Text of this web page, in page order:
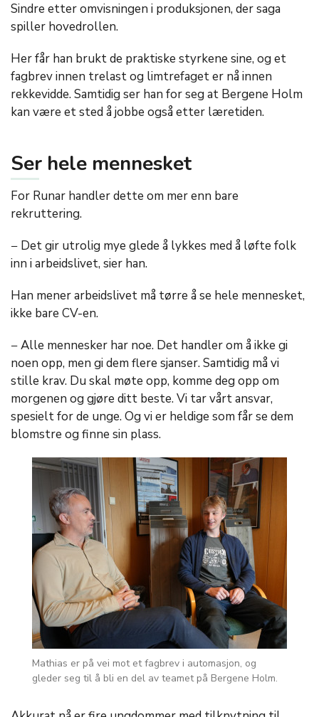
Sindre etter omvisningen i produksjonen, der saga
spiller hovedrollen.
Her får han brukt de praktiske styrkene sine, og et
fagbrev innen trelast og limtrefaget er nå innen
rekkevidde. Samtidig ser han for seg at Bergene Holm
kan være et sted å jobbe også etter læretiden.
Ser hele mennesket
For Runar handler dette om mer enn bare
rekruttering.
− Det gir utrolig mye glede å lykkes med å løfte folk
inn i arbeidslivet, sier han.
Han mener arbeidslivet må tørre å se hele mennesket,
ikke bare CV-en.
− Alle mennesker har noe. Det handler om å ikke gi
noen opp, men gi dem flere sjanser. Samtidig må vi
stille krav. Du skal møte opp, komme deg opp om
morgenen og gjøre ditt beste. Vi tar vårt ansvar,
spesielt for de unge. Og vi er heldige som får se dem
blomstre og finne sin plass.
Mathias er på vei mot et fagbrev i automasjon, og
gleder seg til å bli en del av teamet på Bergene Holm.